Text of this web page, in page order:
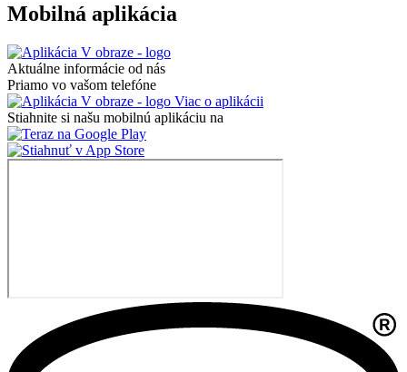
Mobilná aplikácia
Aktuálne informácie od nás
Priamo vo vašom telefóne
Viac o aplikácii
Stiahnite si našu mobilnú aplikáciu na